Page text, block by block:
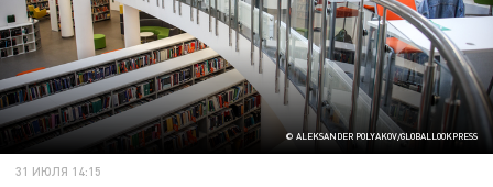
© ALEKSANDER POLYAKOV/GLOBALLOOKPRESS
31 ИЮЛЯ 14:15